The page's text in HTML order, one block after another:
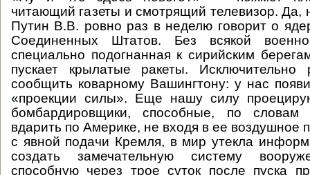
читающий газеты и смотрящий телевизор. Да,
Путин В.В. ровно раз в неделю говорит о
Соединенных Штатов. Без всякой
специально подогнанная к сирийским
пускает крылатые ракеты.
сообщить коварному Вашингтону: у нас
«проекции силы». Еще нашу силу
бомбардировщики, способные, по словам
вдарить по Америке, не входя в ее воздушное
с явной подачи Кремля, в мир утекла
создать замечательную систему
способную через трое суток после пуска